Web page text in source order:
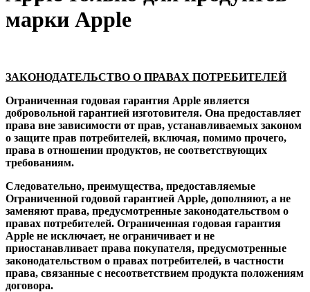
марки Apple
ЗАКОНОДАТЕЛЬСТВО О ПРАВАХ ПОТРЕБИТЕЛЕЙ
Ограниченная годовая гарантия Apple является
добровольной гарантией изготовителя. Она предоставляет
права вне зависимости от прав, устанавливаемых законом
о защите прав потребителей, включая, помимо прочего,
права в отношении продуктов, не соответствующих
требованиям.
Следовательно, преимущества, предоставляемые
Ограниченной годовой гарантией Apple, дополняют, а не
заменяют права, предусмотренные законодательством о
правах потребителей. Ограниченная годовая гарантия
Apple не исключает, не ограничивает и не
приостанавливает права покупателя, предусмотренные
законодательством о правах потребителей, в частности
права, связанные с несоответствием продукта положениям
договора.